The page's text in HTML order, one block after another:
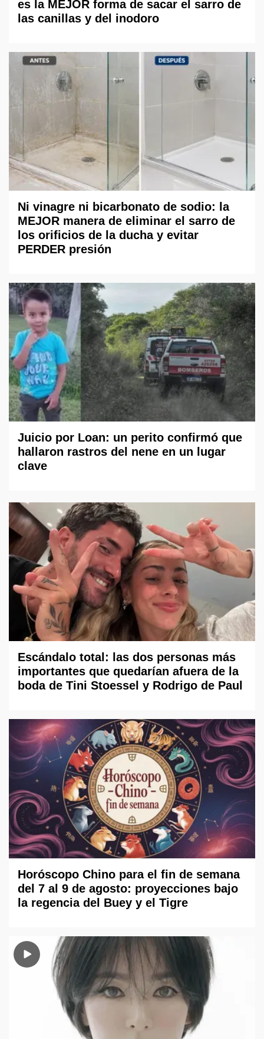
es la MEJOR forma de sacar el sarro de
las canillas y del inodoro
Ni vinagre ni bicarbonato de sodio: la
MEJOR manera de eliminar el sarro de
los orificios de la ducha y evitar
PERDER presión
Juicio por Loan: un perito confirmó que
hallaron rastros del nene en un lugar
clave
Escándalo total: las dos personas más
importantes que quedarían afuera de la
boda de Tini Stoessel y Rodrigo de Paul
Horóscopo Chino para el fin de semana
del 7 al 9 de agosto: proyecciones bajo
la regencia del Buey y el Tigre